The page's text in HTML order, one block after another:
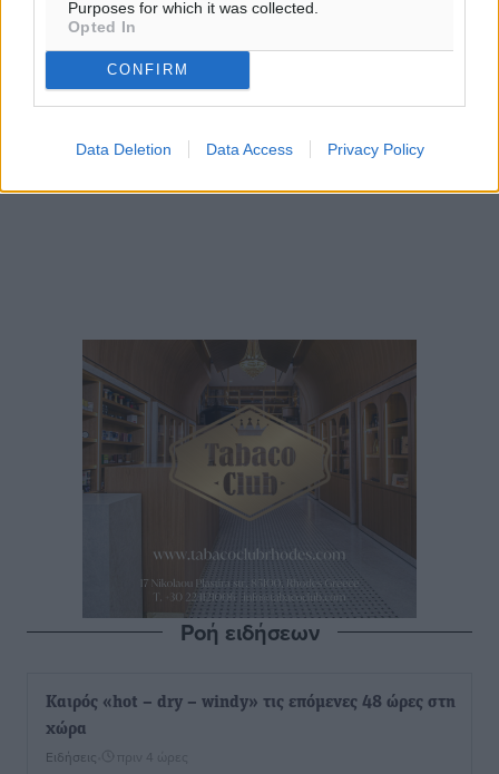
Purposes for which it was collected.
Opted In
CONFIRM
Data Deletion Data Access Privacy Policy
Ροή ειδήσεων
Καιρός «hot – dry – windy» τις επόμενες 48 ώρες στη
χώρα
Ειδήσεις πριν 4 ώρες